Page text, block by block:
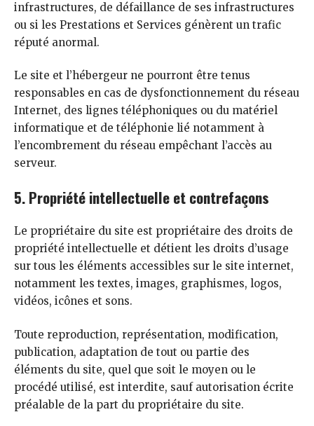
infrastructures, de défaillance de ses infrastructures
ou si les Prestations et Services génèrent un trafic
réputé anormal.
Le site et l’hébergeur ne pourront être tenus
responsables en cas de dysfonctionnement du réseau
Internet, des lignes téléphoniques ou du matériel
informatique et de téléphonie lié notamment à
l’encombrement du réseau empêchant l’accès au
serveur.
5. Propriété intellectuelle et contrefaçons
Le propriétaire du site est propriétaire des droits de
propriété intellectuelle et détient les droits d’usage
sur tous les éléments accessibles sur le site internet,
notamment les textes, images, graphismes, logos,
vidéos, icônes et sons.
Toute reproduction, représentation, modification,
publication, adaptation de tout ou partie des
éléments du site, quel que soit le moyen ou le
procédé utilisé, est interdite, sauf autorisation écrite
préalable de la part du propriétaire du site.